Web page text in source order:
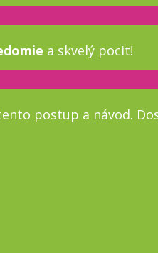
a skvelý pocit!
postup a návod.